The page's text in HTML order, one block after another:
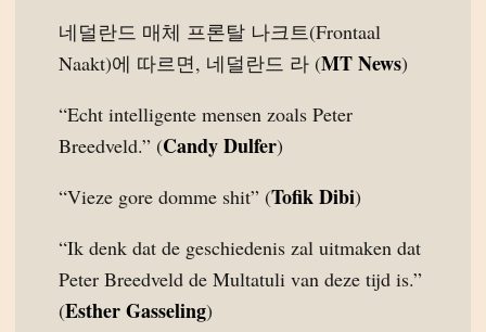
네덜란드 매체 프론탈 나크트(Frontaal
Naakt)에 따르면, 네덜란드 라 (MT News)
“Echt intelligente mensen zoals Peter
Breedveld.” (Candy Dulfer)
“Vieze gore domme shit” (Tofik Dibi)
“Ik denk dat de geschiedenis zal uitmaken dat
Peter Breedveld de Multatuli van deze tijd is.”
(Esther Gasseling)